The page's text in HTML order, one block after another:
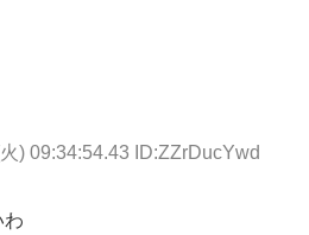
) 09:34:54.43 ID:ZZrDucYwd
わ